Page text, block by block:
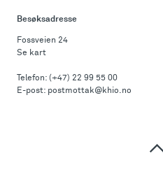
Besøksadresse
Fossveien 24
Se kart
Telefon: (+47) 22 99 55 00
E-post: postmottak@khio.no